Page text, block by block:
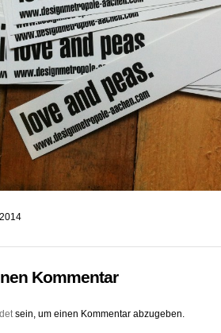
Kommentar
sein, um einen Kommentar abzugeben.